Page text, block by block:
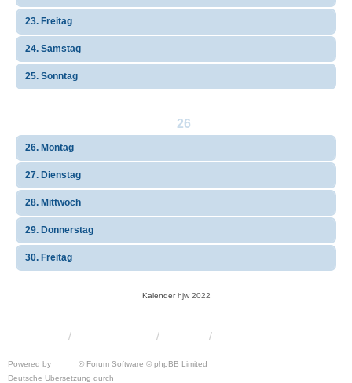
23. Freitag
24. Samstag
25. Sonntag
26
26. Montag
27. Dienstag
28. Mittwoch
29. Donnerstag
30. Freitag
Kalenderhjw 2022
Powered by
® Forum Software © phpBB Limited
Deutsche Übersetzung durch